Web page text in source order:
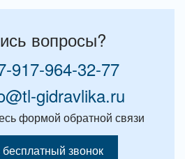
вопросы?
917-964-32-77
gidravlika.ru
формой обратной связи
бесплатный звонок